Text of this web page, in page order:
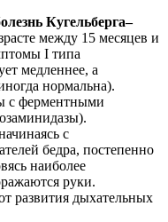
Кугельберга–
между 15 месяцев и
I типа
медленнее, а
нормальна).
с ферментными
с
бедра, постепенно
наиболее
руки.
развития дыхательных